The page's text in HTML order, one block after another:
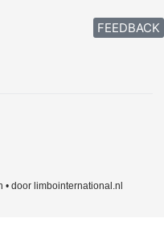
• door limbointernational.nl
FEEDBACK